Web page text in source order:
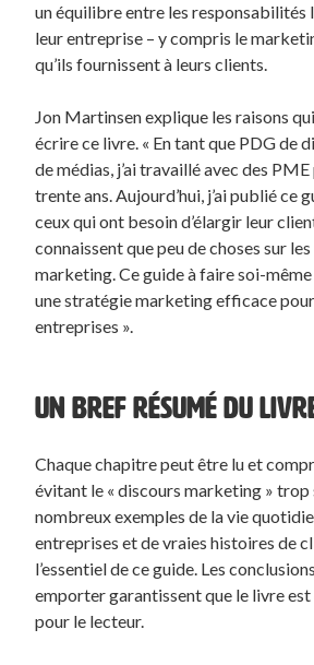
un équilibre entre les responsabilités
leur entreprise – y compris le
qu’ils fournissent à leurs clients.
Jon Martinsen explique les raisons
écrire ce livre. « En tant que PDG de
de médias, j’ai travaillé avec des
trente ans. Aujourd’hui, j’ai publié ce
ceux qui ont besoin d’élargir leur
connaissent que peu de choses sur
marketing. Ce guide à faire soi-
une stratégie marketing efficace
entreprises ».
UN BREF RÉSUMÉ DU
Chaque chapitre peut être lu et
évitant le « discours marketing » trop
nombreux exemples de la vie
entreprises et de vraies histoires de
l’essentiel de ce guide. Les
emporter garantissent que le livre est
pour le lecteur.